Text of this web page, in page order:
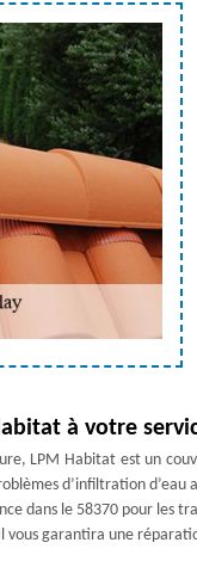
à votre
LPM Habitat est un
d’infiltration
dans le 58370 pour les
garantira une